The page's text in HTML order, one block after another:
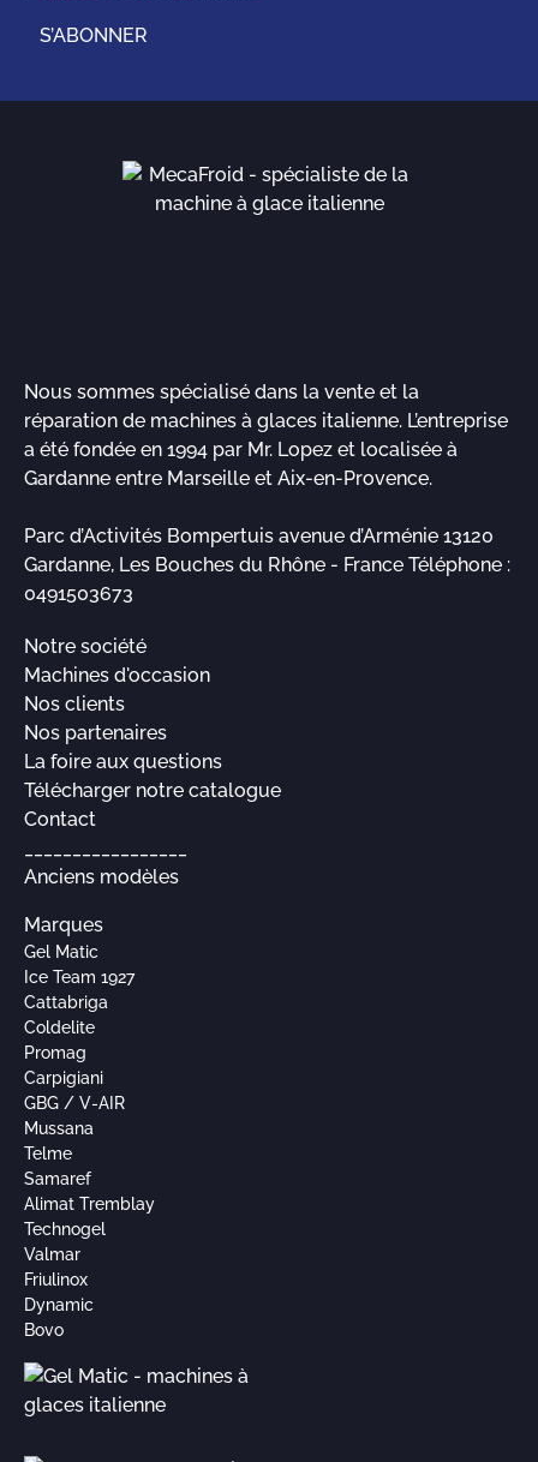
S’ABONNER
Nous sommes spécialisé dans la vente et la
réparation de machines à glaces italienne. L’entreprise
a été fondée en 1994 par Mr. Lopez et localisée à
Gardanne entre Marseille et Aix-en-Provence.
Parc d’Activités Bompertuis avenue d’Arménie 13120
Gardanne, Les Bouches du Rhône - France Téléphone :
0491503673
Notre société
Machines d'occasion
Nos clients
Nos partenaires
La foire aux questions
Télécharger notre catalogue
Contact
Anciens modèles
Marques
Gel Matic
Ice Team 1927
Cattabriga
Coldelite
Promag
Carpigiani
GBG / V-AIR
Mussana
Telme
Samaref
Alimat Tremblay
Technogel
Valmar
Friulinox
Dynamic
Bovo